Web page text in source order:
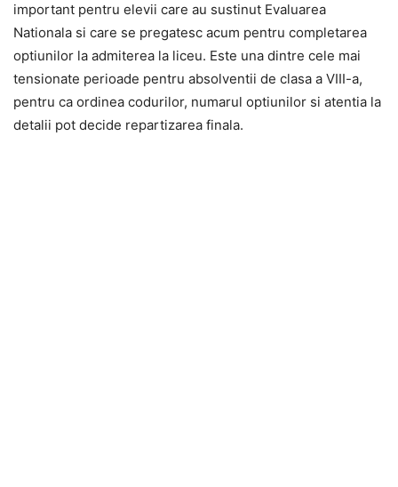
important pentru elevii care au sustinut Evaluarea
Nationala si care se pregatesc acum pentru completarea
optiunilor la admiterea la liceu. Este una dintre cele mai
tensionate perioade pentru absolventii de clasa a VIII-a,
pentru ca ordinea codurilor, numarul optiunilor si atentia la
detalii pot decide repartizarea finala.